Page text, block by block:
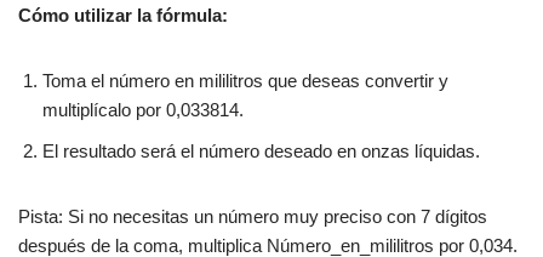
Cómo utilizar la fórmula:
Toma el número en mililitros que deseas convertir y
multiplícalo por 0,033814.
El resultado será el número deseado en onzas líquidas.
Pista: Si no necesitas un número muy preciso con 7 dígitos
después de la coma, multiplica Número_en_mililitros por 0,034.